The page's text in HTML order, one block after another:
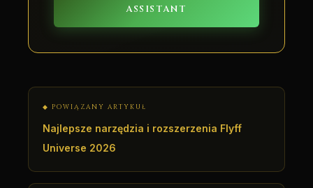
ASSISTANT
◆ POWIĄZANY ARTYKUŁ
Najlepsze narzędzia i rozszerzenia Flyff
Universe 2026